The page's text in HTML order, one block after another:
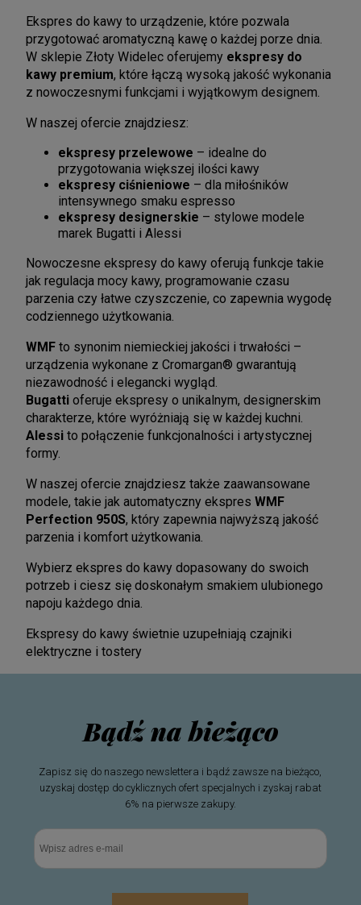
Ekspres do kawy to urządzenie, które pozwala
przygotować aromatyczną kawę o każdej porze dnia.
W sklepie Złoty Widelec oferujemy ekspresy do
kawy premium, które łączą wysoką jakość wykonania
z nowoczesnymi funkcjami i wyjątkowym designem.
W naszej ofercie znajdziesz:
ekspresy przelewowe – idealne do
przygotowania większej ilości kawy
ekspresy ciśnieniowe – dla miłośników
intensywnego smaku espresso
ekspresy designerskie – stylowe modele
marek Bugatti i Alessi
Nowoczesne ekspresy do kawy oferują funkcje takie
jak regulacja mocy kawy, programowanie czasu
parzenia czy łatwe czyszczenie, co zapewnia wygodę
codziennego użytkowania.
WMF to synonim niemieckiej jakości i trwałości –
urządzenia wykonane z Cromargan® gwarantują
niezawodność i elegancki wygląd.
Bugatti oferuje ekspresy o unikalnym, designerskim
charakterze, które wyróżniają się w każdej kuchni.
Alessi to połączenie funkcjonalności i artystycznej
formy.
W naszej ofercie znajdziesz także zaawansowane
modele, takie jak automatyczny ekspres WMF
Perfection 950S, który zapewnia najwyższą jakość
parzenia i komfort użytkowania.
Wybierz ekspres do kawy dopasowany do swoich
potrzeb i ciesz się doskonałym smakiem ulubionego
napoju każdego dnia.
Ekspresy do kawy świetnie uzupełniają czajniki
elektryczne i tostery
Bądź na bieżąco
Zapisz się do naszego newslettera i bądź zawsze na bieżąco,
uzyskaj dostęp do cyklicznych ofert specjalnych i zyskaj rabat
6% na pierwsze zakupy.